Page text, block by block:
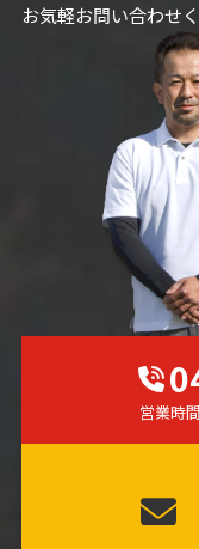
お気軽お問い合わせく
営業時